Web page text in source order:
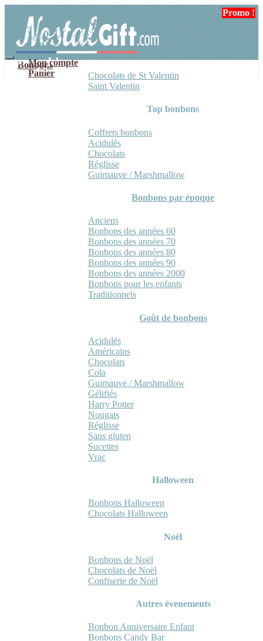
navigation
contenu
Mon compte
Panier
Bonbons
Chocolats de St Valentin
Saint Valentin
Top bonbons
Coffrets bonbons
Acidulés
Chocolats
Réglisse
Guimauve / Marshmallow
Bonbons par époque
Anciens
Bonbons des années 60
Bonbons des années 70
Bonbons des années 80
Bonbons des années 90
Bonbons des années 2000
Bonbons pour les enfants
Traditionnels
Goût de bonbons
Acidulés
Américains
Chocolats
Cola
Guimauve / Marshmallow
Gélifiés
Harry Potter
Nougats
Réglisse
Sans gluten
Sucettes
Vrac
Halloween
Bonbons Halloween
Chocolats Halloween
Noël
Bonbons de Noël
Chocolats de Noël
Confiserie de Noël
Autres évenements
Bonbon Anniversaire Enfant
Bonbons Candy Bar
Promo !